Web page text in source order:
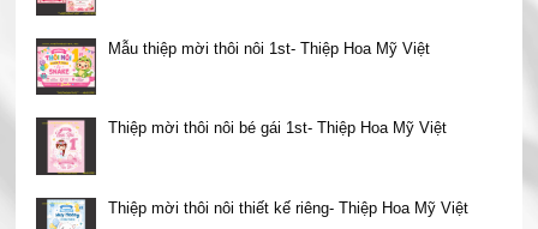
Mẫu thiệp mời thôi nôi 1st- Thiệp Hoa Mỹ Việt
Thiệp mời thôi nôi bé gái 1st- Thiệp Hoa Mỹ Việt
Thiệp mời thôi nôi thiết kế riêng- Thiệp Hoa Mỹ Việt